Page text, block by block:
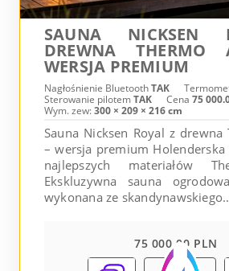
SAUNA NICKSEN
DREWNA THERMO
WERSJA PREMIUM
Nagłośnienie BluetoothTAK
Sterowanie pilotemTAK Cena 75
Wym. zew:300 × 209 × 216 cm
Sauna Nicksen Royal z drewna
– wersja premium Holenderska
najlepszych materiałów
Ekskluzywna sauna
wykonana ze
75 000.00 PLN